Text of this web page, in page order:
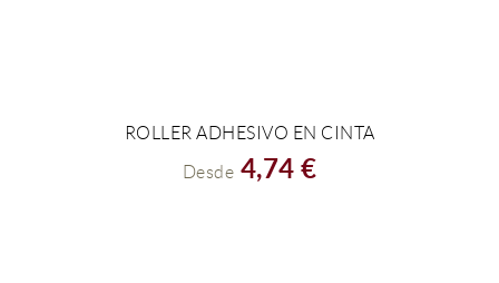
ROLLER ADHESIVO EN CINTA
Desde 4,74 €